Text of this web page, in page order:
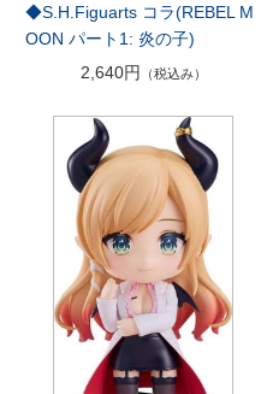
◆S.H.Figuarts コラ(REBEL M
OON パート1: 炎の子)
2,640円
（税込み）